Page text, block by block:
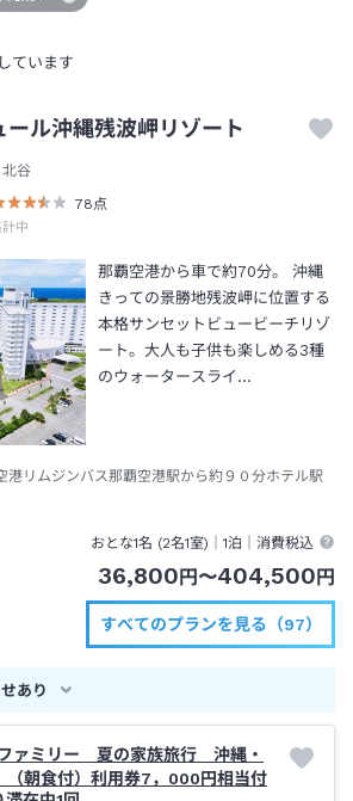
ています
ル沖縄残波岬リゾート
谷
78 点
計中
那覇空港から車で約70分。 沖縄
きっての景勝地残波岬に位置する
本格サンセットビュービーチリゾ
ート。大人も子供も楽しめる3種
のウォータースライ…
リムジンバス那覇空港駅から約９０分ホテル駅
おとな1名 (2名1室)｜1泊 ｜消費税込
36,800 円 〜404,500 円
すべてのプランを見る（97）
あり
ァミリー 夏の家族旅行 沖縄・
（朝食付）利用券7，000円相当付